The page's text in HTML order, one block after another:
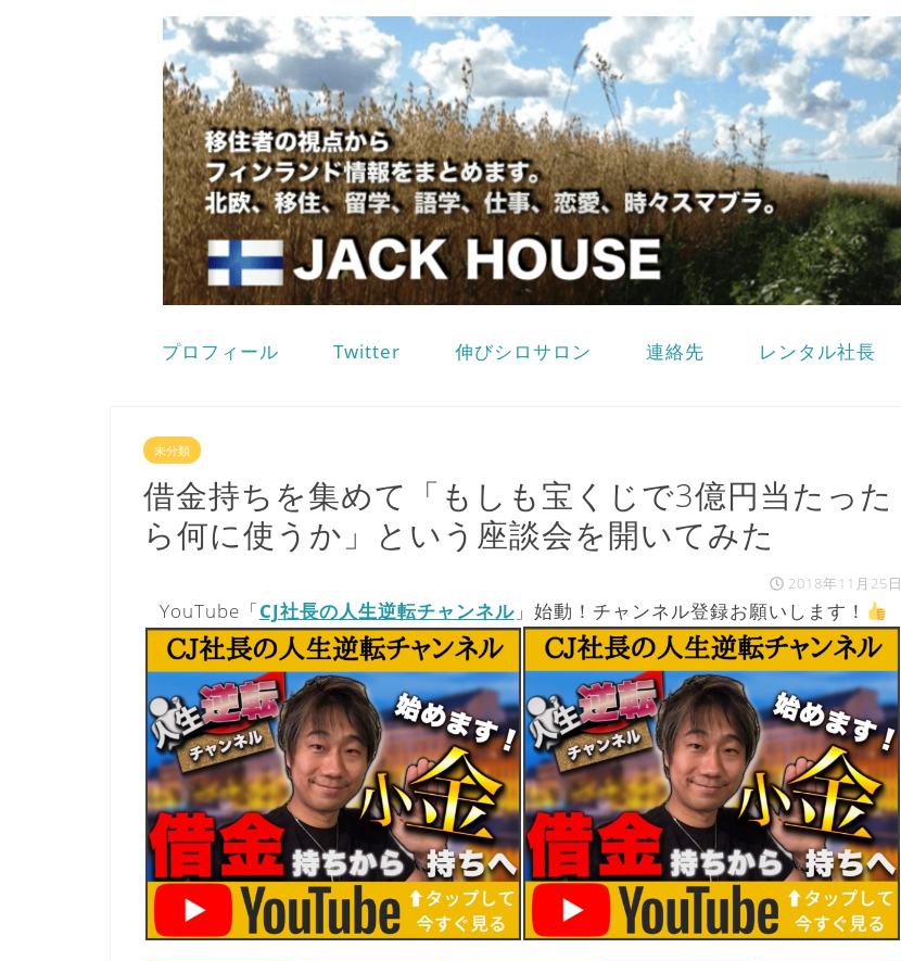
プロフィール Twitter 伸びシロサロン 連絡先 レンタル社長
未分類
借金持ちを集めて「もしも宝くじで3億円当たった
ら何に使うか」という座談会を開いてみた
2018年11月25日
YouTube「CJ社長の人生逆転チャンネル」始動！チャンネル登録お願いします！